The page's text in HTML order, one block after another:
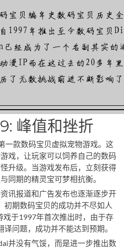
峰值和挫折
一款数码宝贝虚拟宠物游戏。这
戏，让玩家可以饲养自己的数码
升级。当游戏发布后，立刻获得
同期的精灵宝可梦相抗衡。
讯报道和广告发布也逐渐逐步开
初期数码宝贝的成功并不尽如人
戏于1997年首次推出时，由于存
问题，成功并不能达到预期。
并没有气馁，而是进一步推出数